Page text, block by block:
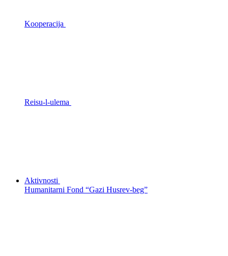
Kooperacija
Reisu-l-ulema
Aktivnosti
Humanitarni Fond “Gazi Husrev-beg”